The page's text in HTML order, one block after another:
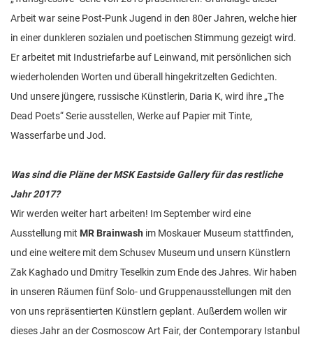
Arbeit war seine Post-Punk Jugend in den 80er Jahren, welche hier
in einer dunkleren sozialen und poetischen Stimmung gezeigt wird.
Er arbeitet mit Industriefarbe auf Leinwand, mit persönlichen sich
wiederholenden Worten und überall hingekritzelten Gedichten.
Und unsere jüngere, russische Künstlerin, Daria K, wird ihre „The
Dead Poets“ Serie ausstellen, Werke auf Papier mit Tinte,
Wasserfarbe und Jod.
Was sind die Pläne der MSK Eastside Gallery für das restliche
Jahr 2017?
Wir werden weiter hart arbeiten! Im September wird eine
Ausstellung mit MR Brainwash im Moskauer Museum stattfinden,
und eine weitere mit dem Schusev Museum und unsern Künstlern
Zak Kaghado und Dmitry Teselkin zum Ende des Jahres. Wir haben
in unseren Räumen fünf Solo- und Gruppenausstellungen mit den
von uns repräsentierten Künstlern geplant. Außerdem wollen wir
dieses Jahr an der Cosmoscow Art Fair, der Contemporary Istanbul